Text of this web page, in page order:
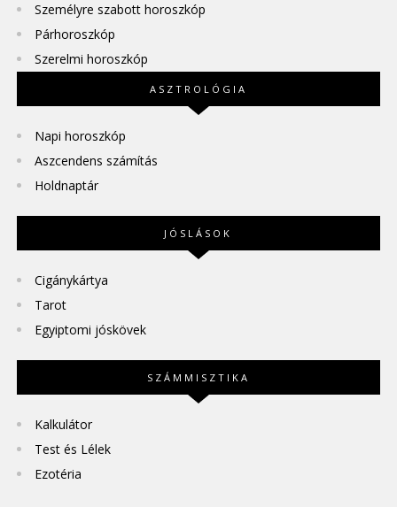
Személyre szabott horoszkóp
Párhoroszkóp
Szerelmi horoszkóp
ASZTROLÓGIA
Napi horoszkóp
Aszcendens számítás
Holdnaptár
JÓSLÁSOK
Cigánykártya
Tarot
Egyiptomi jóskövek
SZÁMMISZTIKA
Kalkulátor
Test és Lélek
Ezotéria